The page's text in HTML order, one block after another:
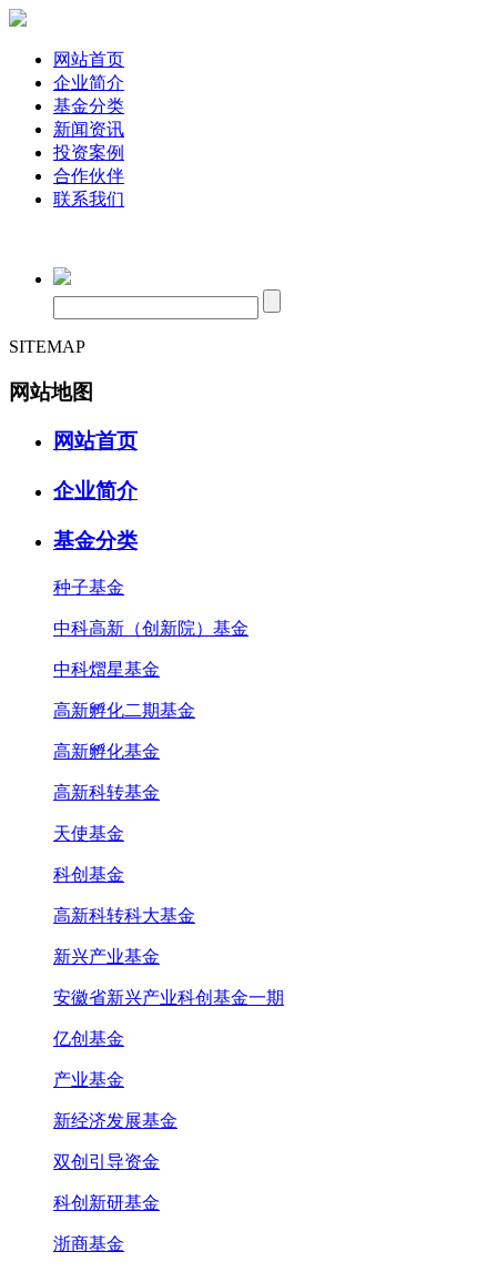
网站首页
企业简介
基金分类
新闻资讯
投资案例
合作伙伴
联系我们
SITEMAP
网站地图
网站首页
企业简介
基金分类
种子基金
中科高新（创新院）基金
中科熠星基金
高新孵化二期基金
高新孵化基金
高新科转基金
天使基金
科创基金
高新科转科大基金
新兴产业基金
安徽省新兴产业科创基金一期
亿创基金
产业基金
新经济发展基金
双创引导资金
科创新研基金
浙商基金